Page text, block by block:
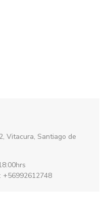
Vitacura, Santiago de
+56992612748